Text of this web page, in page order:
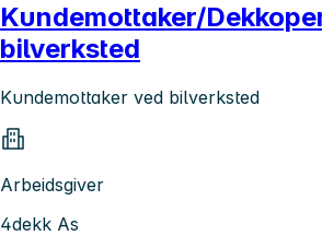
Kundemottaker/
bilverksted
Kundemottaker ved bilverksted
Arbeidsgiver
4dekk As